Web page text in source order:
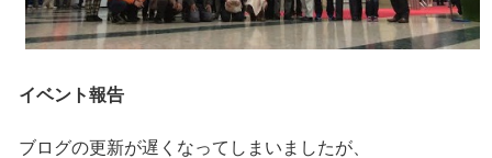
イベント報告
ブログの更新が遅くなってしまいましたが、